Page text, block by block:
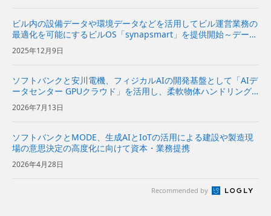
ビル内の設備データや環境データなどを活用してビル運営業務の
最適化を可能にするビルOS「synapsmart」を提供開始～データ
に基づく最適な環境づくりや販促活動が可能になり、テナントや
来訪者など全てのビル利用者の満足度向上に貢献～ | 企業...
2025年12月9日
ソフトバンクと安川電機、フィジカルAIの開発基盤として「AIデ
ータセンター GPUクラウド」を活用し、柔軟物体ハンドリング
システムを実証～NVIDIAと協力し、ロボットの動作データ収集
からAIの学習・評価、実機への適用までを効率化～ | 企...
2026年7月13日
ソフトバンクとMODE、生成AIとIoTの活用による建設や製造現
場の意思決定の高度化に向けて資本・業務提携
2026年4月28日
Recommended by